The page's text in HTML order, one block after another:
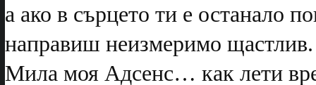
а ако в сърцето ти е останало
направиш неизмеримо щастлив.
Мила моя Адсенс… как лети